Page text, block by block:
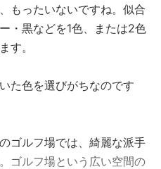
もったいないですね。似合
・黒などを1色、または2色
す。
た色を選びがちなのです
ゴルフ場では、綺麗な派手
ゴルフ場という広い空間の